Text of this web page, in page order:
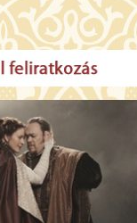
JEGYVÁSÁRLÁS
(12)
JEGYVÁSÁRLÁS
HARCA (12)
JEGYVÁSÁRLÁS
terem
(12)